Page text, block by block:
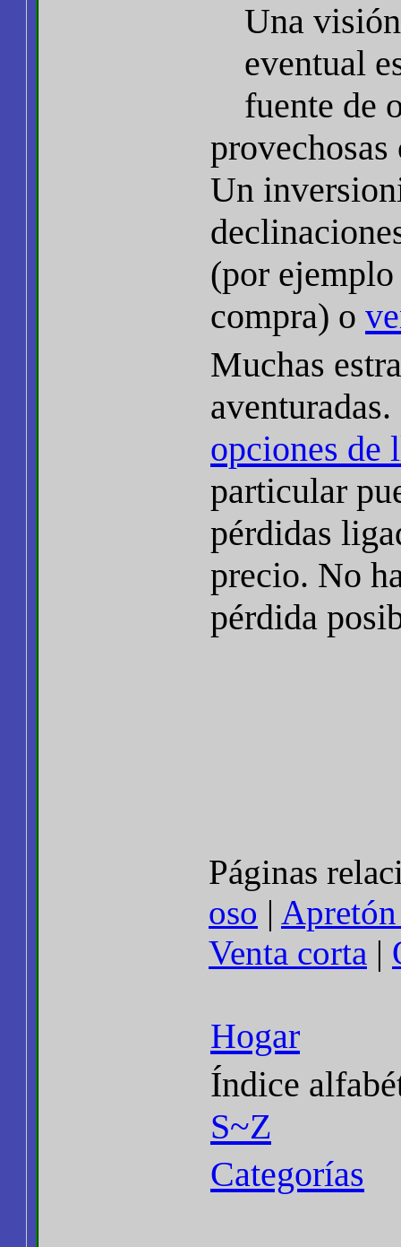
Una
eventual
fuente de
Un
(por
compra) o
Muchas
opciones de
particular
pérdidas
precio. No
pérdida
Páginas
oso |
Venta corta |
Hogar
Índice
S~Z
Categorías